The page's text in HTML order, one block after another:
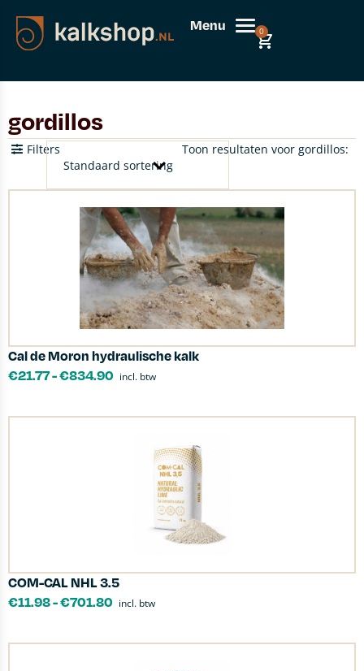
Menu 0
gordillos
Toon resultaten voor gordillos:
Filters
Cal de Moron hydraulische kalk
€21.77-€834.90 incl. btw
COM-CAL NHL 3.5
€11.98-€701.80 incl. btw